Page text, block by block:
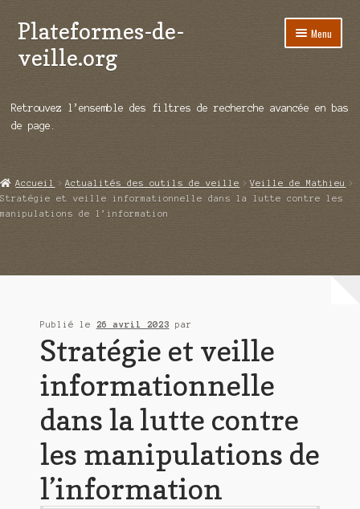
Aller
à
la
Aller
au
contenu
Plateformes-de-
veille.org
Menu
Répertoire d’ouitils
Démos vidéos
Ouvrir
Qui sommes-nous ?
Retrouvez l’ensemble des filtres de recherche avancée en bas
de page.
Accueil Actualités des outils de veille
Veille de Mathieu
Stratégie et veille informationnelle dans la lutte contre les
manipulations de l’information
Publié le 26 avril 2023 par
Stratégie et veille
informationnelle
dans la lutte contre
les manipulations de
l’information